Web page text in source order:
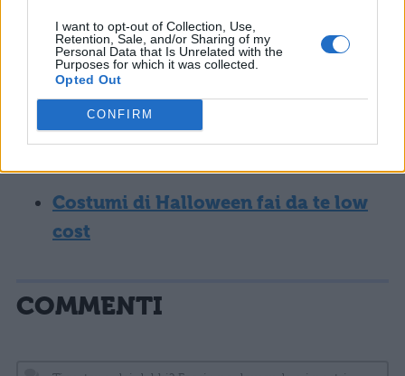
I want to opt-out of Collection, Use,
Retention, Sale, and/or Sharing of my
Personal Data that Is Unrelated with the
Purposes for which it was collected.
Opted Out
CONFIRM
Vestiti Halloween fai da te: i 5 più
originali
Vestiti Halloween fai da te: i migliori
Costumi di Halloween fai da te low
cost
COMMENTI